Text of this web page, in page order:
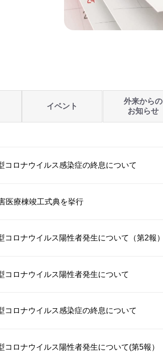
イベント
外来からの
お知らせ
コロナウイルス感染症の終息について
医療棟竣工式典を挙行
コロナウイルス陽性者発生について（第2報）
コロナウイルス陽性者発生について
コロナウイルス感染症の終息について
コロナウイルス陽性者発生について(第5報）